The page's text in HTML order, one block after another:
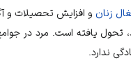
زنان و افزایش تحصیلات و
تحول یافته است. مرد در
ندارد.